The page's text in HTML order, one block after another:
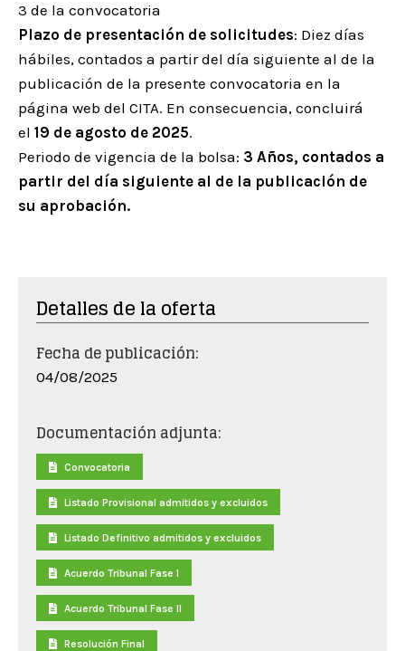
3 de la convocatoria
Plazo de presentación de solicitudes: Diez días
hábiles, contados a partir del día siguiente al de la
publicación de la presente convocatoria en la
página web del CITA. En consecuencia, concluirá
el 19 de agosto de 2025.
Periodo de vigencia de la bolsa: 3 Años, contados a
partir del día siguiente al de la publicación de
su aprobación.
Detalles de la oferta
Fecha de publicación:
04/08/2025
Documentación adjunta:
Convocatoria
Listado Provisional admitidos y excluidos
Listado Definitivo admitidos y excluidos
Acuerdo Tribunal Fase I
Acuerdo Tribunal Fase II
Resolución Final